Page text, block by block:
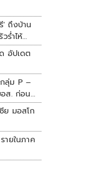
ร่ำไห้
อัปเดต
กลุ่ม P –
อส. ก่อน
ย มอสโก
ยในภาค